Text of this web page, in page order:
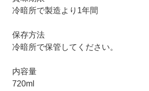
冷暗所で製造より1年間
保存方法
冷暗所で保管してください。
内容量
720ml